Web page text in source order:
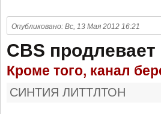
Опубликовано: Вс, 13 Мая 2012 16:21
CBS продлевает
Кроме того, канал
СИНТИЯ ЛИТТЛТОН